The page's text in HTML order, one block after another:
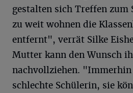
gestalten sich Treffen zum
zu weit wohnen die
entfernt", verrät Silke
Mutter kann den Wunsch
nachvollziehen.
schlechte Schülerin, sie